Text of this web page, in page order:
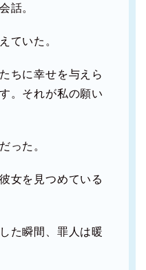
話。
ていた。
ちに幸せを与えら
。それが私の願い
った。
女を見つめている
た瞬間、罪人は暖